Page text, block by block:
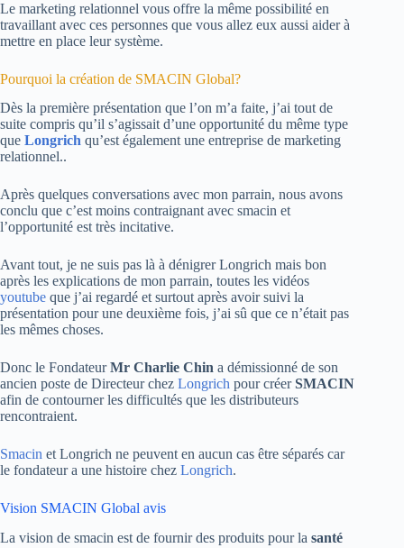
Le marketing relationnel vous offre la même possibilité en
travaillant avec ces personnes que vous allez eux aussi aider à
mettre en place leur système.
Pourquoi la création de SMACIN Global?
Dès la première présentation que l’on m’a faite, j’ai tout de
suite compris qu’il s’agissait d’une opportunité du même type
que Longrich qu’est également une entreprise de marketing
relationnel..
Après quelques conversations avec mon parrain, nous avons
conclu que c’est moins contraignant avec smacin et
l’opportunité est très incitative.
Avant tout, je ne suis pas là à dénigrer Longrich mais bon
après les explications de mon parrain, toutes les vidéos
youtube que j’ai regardé et surtout après avoir suivi la
présentation pour une deuxième fois, j’ai sû que ce n’était pas
les mêmes choses.
Donc le FondateurMr Charlie Chin a démissionné de son
ancien poste de Directeur chez Longrich pour créerSMACIN
afin de contourner les difficultés que les distributeurs
rencontraient.
Smacin et Longrich ne peuvent en aucun cas être séparés car
le fondateur a une histoire chez Longrich.
Vision SMACIN Global avis
La vision de smacin est de fournir des produits pour la santé